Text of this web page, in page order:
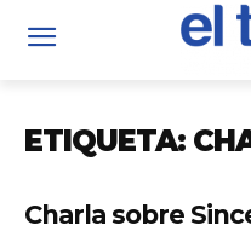
ETIQUETA:
Charla sobre